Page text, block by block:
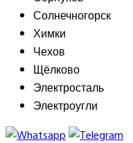
Солнечногорск
Химки
Чехов
Щёлково
Электросталь
Электроугли